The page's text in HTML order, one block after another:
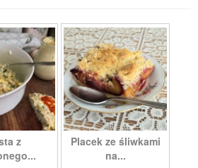
z
Placek ze śliwkami
na...